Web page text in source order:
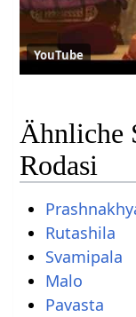
YouTube
Ähnliche
Rodasi
Rutashila
Svamipala
Malo
Pavasta